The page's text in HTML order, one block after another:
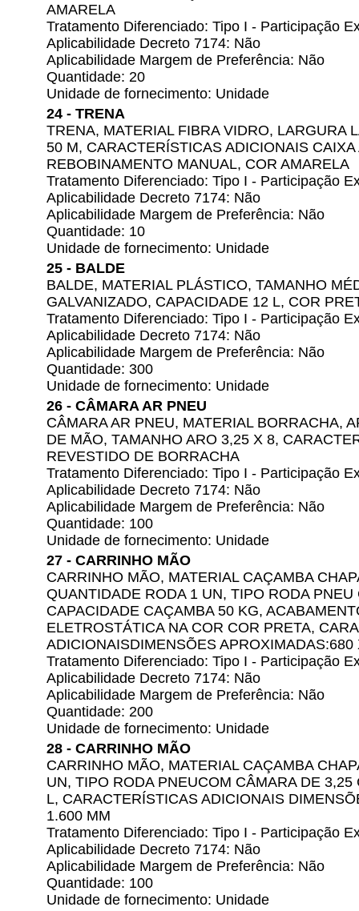
AMARELA
Tratamento Diferenciado: Tipo I - Participação
Aplicabilidade Decreto 7174: Não
Aplicabilidade Margem de Preferência: Não
Quantidade: 20
Unidade de fornecimento: Unidade
24 - TRENA
TRENA, MATERIAL FIBRA VIDRO, LARGURA
50 M, CARACTERÍSTICAS ADICIONAIS
REBOBINAMENTO MANUAL, COR AMARELA
Tratamento Diferenciado: Tipo I - Participação
Aplicabilidade Decreto 7174: Não
Aplicabilidade Margem de Preferência: Não
Quantidade: 10
Unidade de fornecimento: Unidade
25 - BALDE
BALDE, MATERIAL PLÁSTICO, TAMANHO
GALVANIZADO, CAPACIDADE 12 L, COR
Tratamento Diferenciado: Tipo I - Participação
Aplicabilidade Decreto 7174: Não
Aplicabilidade Margem de Preferência: Não
Quantidade: 300
Unidade de fornecimento: Unidade
26 - CÂMARA AR PNEU
CÂMARA AR PNEU, MATERIAL BORRACHA,
DE MÃO, TAMANHO ARO 3,25 X 8,
REVESTIDO DE BORRACHA
Tratamento Diferenciado: Tipo I - Participação
Aplicabilidade Decreto 7174: Não
Aplicabilidade Margem de Preferência: Não
Quantidade: 100
Unidade de fornecimento: Unidade
27 - CARRINHO MÃO
CARRINHO MÃO, MATERIAL CAÇAMBA
QUANTIDADE RODA 1 UN, TIPO RODA
CAPACIDADE CAÇAMBA 50 KG,
ELETROSTÁTICA NA COR COR PRETA,
ADICIONAISDIMENSÕES APROXIMADAS:680
Tratamento Diferenciado: Tipo I - Participação
Aplicabilidade Decreto 7174: Não
Aplicabilidade Margem de Preferência: Não
Quantidade: 200
Unidade de fornecimento: Unidade
28 - CARRINHO MÃO
CARRINHO MÃO, MATERIAL CAÇAMBA
UN, TIPO RODA PNEUCOM CÂMARA DE
L, CARACTERÍSTICAS ADICIONAIS
1.600 MM
Tratamento Diferenciado: Tipo I - Participação
Aplicabilidade Decreto 7174: Não
Aplicabilidade Margem de Preferência: Não
Quantidade: 100
Unidade de fornecimento: Unidade